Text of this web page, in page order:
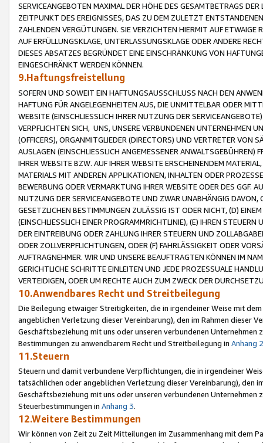
SERVICEANGEBOTEN MAXIMAL DER HÖHE DES GESAMTBETRAGS
ZEITPUNKT DES EREIGNISSES, DAS ZU DEM ZULETZT
ZAHLENDEN VERGÜTUNGEN. SIE VERZICHTEN HIERMIT AUF
AUF ERFÜLLUNGSKLAGE, UNTERLASSUNGSKLAGE ODER ANDERE
DIESES ABSATZES BEGRÜNDET EINE EINSCHRÄNKUNG VON
EINGESCHRÄNKT WERDEN KÖNNEN.
9.Haftungsfreistellung
SOFERN UND SOWEIT EIN HAFTUNGSAUSSCHLUSS NACH DEN
HAFTUNG FÜR ANGELEGENHEITEN AUS, DIE UNMITTELBAR ODER
WEBSITE (EINSCHLIESSLICH IHRER NUTZUNG DER
VERPFLICHTEN SICH, UNS, UNSERE VERBUNDENEN UNTERNEHMEN
(OFFICERS), ORGANMITGLIEDER (DIRECTORS) UND VERTRETER VON
AUSLAGEN (EINSCHLIESSLICH ANGEMESSENER
IHRER WEBSITE BZW. AUF IHRER WEBSITE ERSCHEINENDEM
MATERIALS MIT ANDEREN APPLIKATIONEN, INHALTEN ODER
BEWERBUNG ODER VERMARKTUNG IHRER WEBSITE ODER DES GGF.
NUTZUNG DER SERVICEANGEBOTE UND ZWAR UNABHÄNGIG
GESETZLICHEN BESTIMMUNGEN ZULÄSSIG IST ODER NICHT, (D)
(EINSCHLIESSLICH EINER PROGRAMMRICHTLINIE), (E) IHREN
DER EINTREIBUNG ODER ZAHLUNG IHRER STEUERN UND
ODER ZOLLVERPFLICHTUNGEN, ODER (F) FAHRLÄSSIGKEIT ODER
AUFTRAGNEHMER. WIR UND UNSERE BEAUFTRAGTEN KÖNNEN IM
GERICHTLICHE SCHRITTE EINLEITEN UND JEDE PROZESSUALE
VERTEIDIGEN, ODER UM RECHTE AUCH ZUM ZWECK DER
10.Anwendbares Recht und Streitbeilegung
Die Beilegung etwaiger Streitigkeiten, die in irgendeiner Weise mit
angeblichen Verletzung dieser Vereinbarung), den im Rahmen dieser
Geschäftsbeziehung mit uns oder unseren verbundenen
Bestimmungen zu anwendbarem Recht und Streitbeilegung in Anhang 2
11.Steuern
Steuern und damit verbundene Verpflichtungen, die in irgendeiner
tatsächlichen oder angeblichen Verletzung dieser Vereinbarung), den
Geschäftsbeziehung mit uns oder unseren verbundenen
Steuerbestimmungen in Anhang 3.
12.Weitere Bestimmungen
Wir können von Zeit zu Zeit Mitteilungen im Zusammenhang mit dem